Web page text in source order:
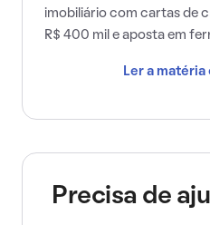
imobiliário com cartas de
R$ 400 mil e aposta em
Ler a
Precisa de